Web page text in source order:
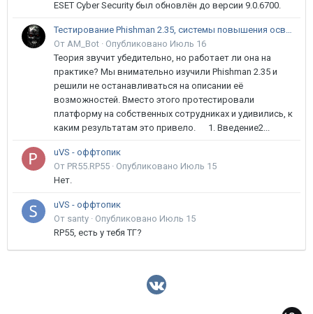
ESET Cyber Security был обновлён до версии 9.0.6700.
Тестирование Phishman 2.35, системы повышения осведомлённости пользователей в сфере ИБ
От AM_Bot · Опубликовано Июль 16
Теория звучит убедительно, но работает ли она на
практике? Мы внимательно изучили Phishman 2.35 и
решили не останавливаться на описании её
возможностей. Вместо этого протестировали
платформу на собственных сотрудниках и удивились, к
каким результатам это привело. 1. Введение2...
uVS - оффтопик
От PR55.RP55 · Опубликовано Июль 15
Нет.
uVS - оффтопик
От santy · Опубликовано Июль 15
RP55, есть у тебя ТГ?